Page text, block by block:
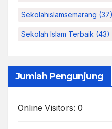
Sekolahislamsemarang (37)
Sekolah Islam Terbaik (43)
Jumlah Pengunjung
Online Visitors:0